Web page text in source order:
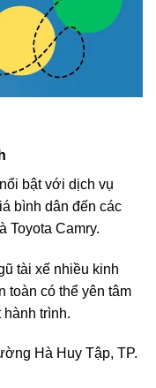
bật với dịch vụ
bình dân đến các
Toyota Camry.
tài xế nhiều kinh
toàn có thể yên tâm
trình.
Hà Huy Tập, TP.